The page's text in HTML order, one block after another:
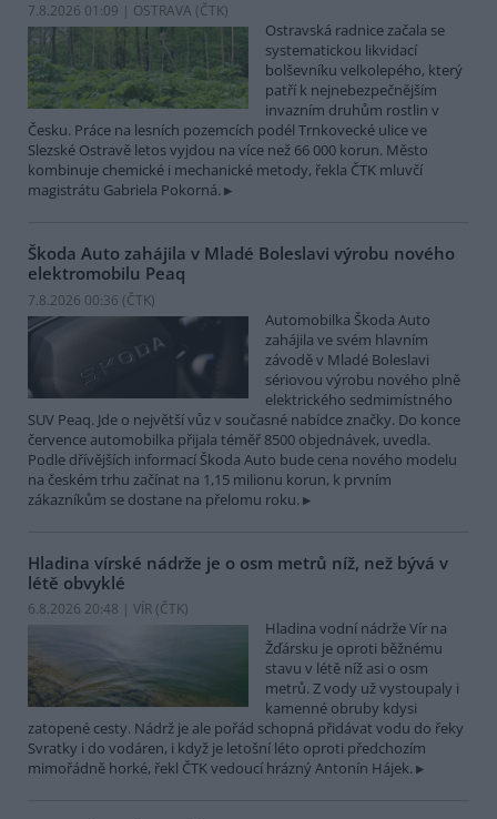
7.8.2026 01:09 | OSTRAVA (ČTK)
Ostravská radnice začala se
systematickou likvidací
bolševníku velkolepého, který
patří k nejnebezpečnějším
invazním druhům rostlin v
Česku. Práce na lesních pozemcích podél Trnkovecké ulice ve
Slezské Ostravě letos vyjdou na více než 66 000 korun. Město
kombinuje chemické i mechanické metody, řekla ČTK mluvčí
magistrátu Gabriela Pokorná.
Škoda Auto zahájila v Mladé Boleslavi výrobu nového
elektromobilu Peaq
7.8.2026 00:36 (ČTK)
Automobilka Škoda Auto
zahájila ve svém hlavním
závodě v Mladé Boleslavi
sériovou výrobu nového plně
elektrického sedmimístného
SUV Peaq. Jde o největší vůz v současné nabídce značky. Do konce
července automobilka přijala téměř 8500 objednávek, uvedla.
Podle dřívějších informací Škoda Auto bude cena nového modelu
na českém trhu začínat na 1,15 milionu korun, k prvním
zákazníkům se dostane na přelomu roku.
Hladina vírské nádrže je o osm metrů níž, než bývá v
létě obvyklé
6.8.2026 20:48 | VÍR (ČTK)
Hladina vodní nádrže Vír na
Žďársku je oproti běžnému
stavu v létě níž asi o osm
metrů. Z vody už vystoupaly i
kamenné obruby kdysi
zatopené cesty. Nádrž je ale pořád schopná přidávat vodu do řeky
Svratky i do vodáren, i když je letošní léto oproti předchozím
mimořádně horké, řekl ČTK vedoucí hrázný Antonín Hájek.